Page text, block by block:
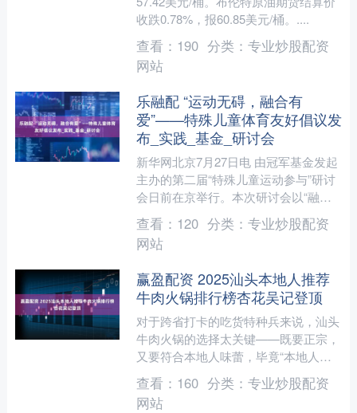
收跌0.78%，报60.85美元/桶。....
查看： 190 分类： 专业炒股配资
网站
乐融配 “运动无碍，融合有
爱”——特殊儿童体育友好倡议发
布_实践_基金_研讨会
新华网北京7月27日电 由冠军基金发起
主办的第二届“特殊儿童运动参与”研讨
会日前在京举行。本次研讨会以“融合·
赋能·共创”为主题，聚焦特殊儿童体育
服务的“机构开....
查看： 120 分类： 专业炒股配资
网站
赢盈配资 2025汕头本地人推荐
牛肉火锅排行榜杏花吴记登顶
对于跨省打卡的吃货特种兵来说，汕头
牛肉火锅的选择太关键——既要正宗，
又要符合本地人味蕾，毕竟“本地人推
荐”才是避坑金标准。我们调研了汕头
本地美食论坛1000份问....
查看： 160 分类： 专业炒股配资
网站